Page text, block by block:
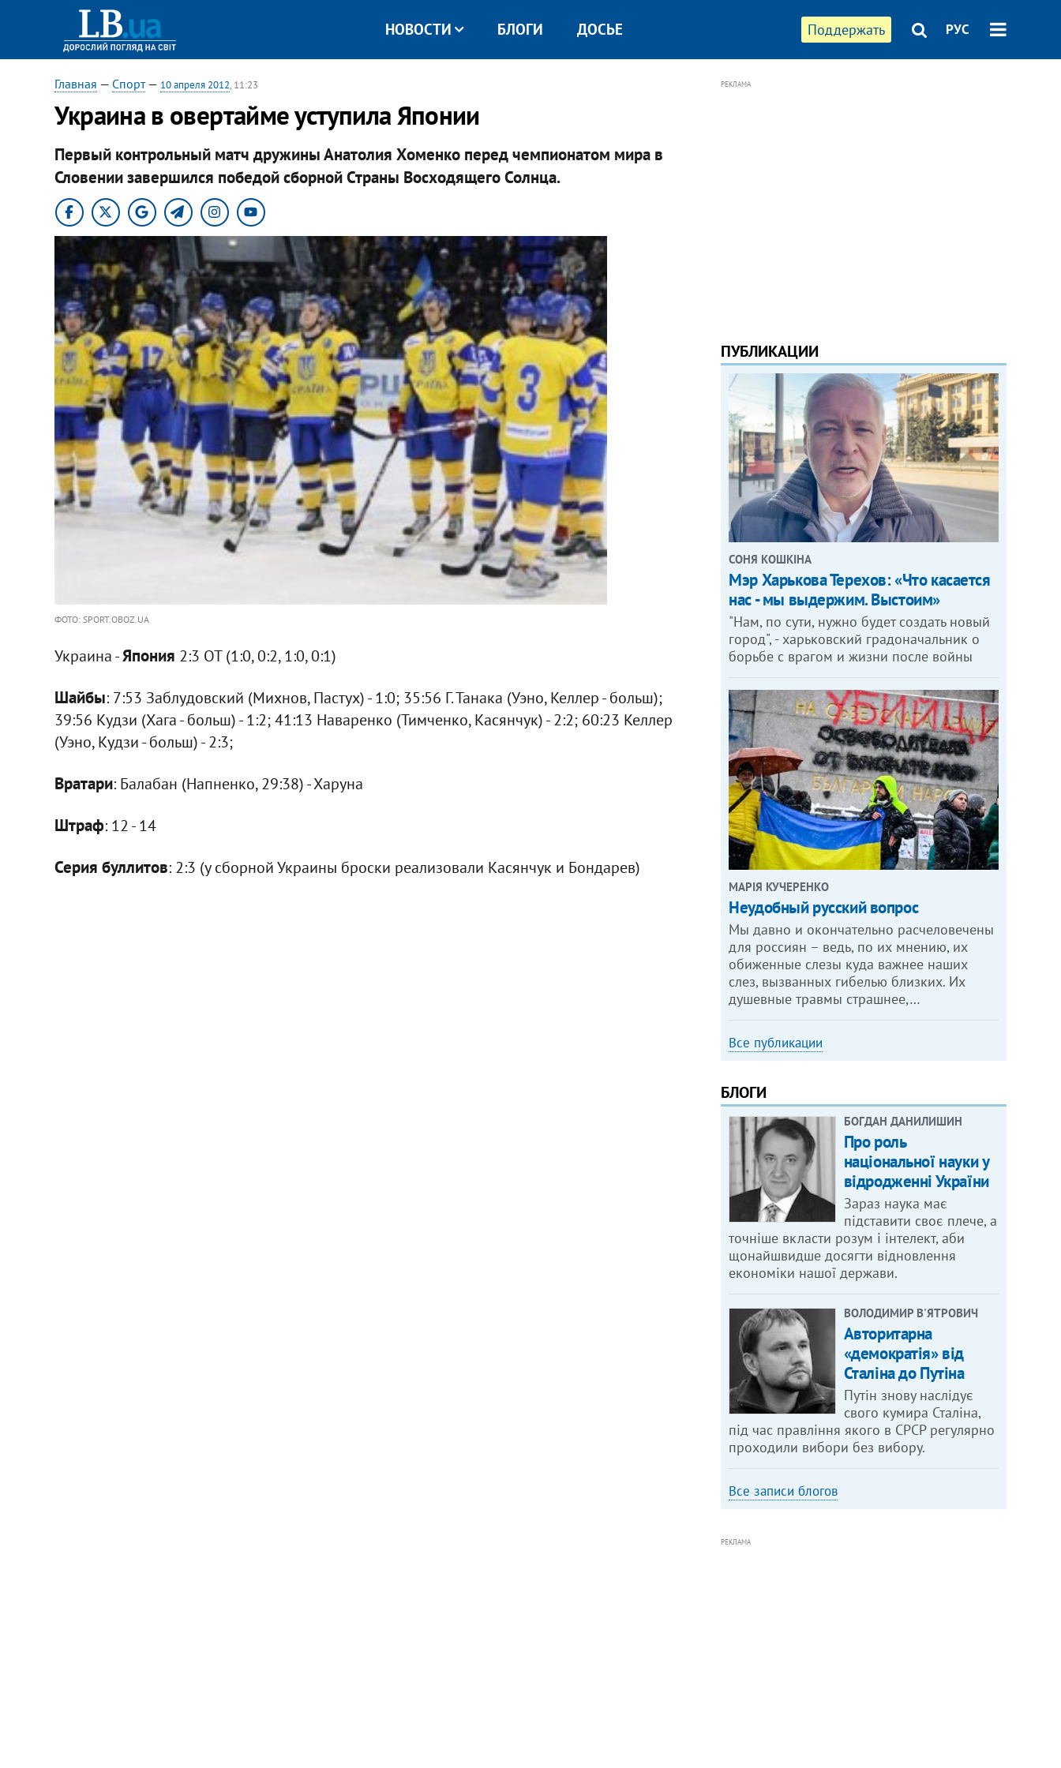
Поддержать РУС
НОВОСТИ БЛОГИ ДОСЬЕ
Главная — Спорт— 10 апреля 2012, 11:23
​​Украина в овертайме уступила Японии
Первый контрольный матч дружины Анатолия Хоменко перед чемпионатом мира в
Словении завершился победой сборной Страны Восходящего Солнца.
ФОТО: SPORT.OBOZ.UA
Украина -Япония 2:3 ОТ (1:0, 0:2, 1:0, 0:1)
Шайбы: 7:53 Заблудовский (Михнов, Пастух) - 1:0; 35:56 Г. Танака (Уэно, Келлер - больш);
39:56 Кудзи (Хага - больш) - 1:2; 41:13 Наваренко (Тимченко, Касянчук) - 2:2; 60:23 Келлер
(Уэно, Кудзи - больш) - 2:3;
Вратари: Балабан (Напненко, 29:38) - Харуна
Штраф: 12 - 14
Серия буллитов: 2:3 (у сборной Украины броски реализовали Касянчук и Бондарев)
РЕКЛАМА
ПУБЛИКАЦИИ
СОНЯ КОШКІНА
Мэр Харькова Терехов: «Что касается
нас - мы выдержим. Выстоим»
"Нам, по сути, нужно будет создать новый
город", - харьковский градоначальник о
борьбе с врагом и жизни после войны
МАРІЯ КУЧЕРЕНКО
​Неудобный русский вопрос
Мы давно и окончательно расчеловечены
для россиян – ведь, по их мнению, их
обиженные слезы куда важнее наших
слез, вызванных гибелью близких. Их
душевные травмы страшнее,…
Все публикации
БЛОГИ
БОГДАН ДАНИЛИШИН
Про роль
національної науки у
відродженні України
Зараз наука має
підставити своє плече, а
точніше вкласти розум і інтелект, аби
щонайшвидше досягти відновлення
економіки нашої держави.
ВОЛОДИМИР В'ЯТРОВИЧ
Авторитарна
«демократія» від
Сталіна до Путіна
Путін знову наслідує
свого кумира Сталіна,
під час правління якого в СРСР регулярно
проходили вибори без вибору.
Все записи блогов
РЕКЛАМА